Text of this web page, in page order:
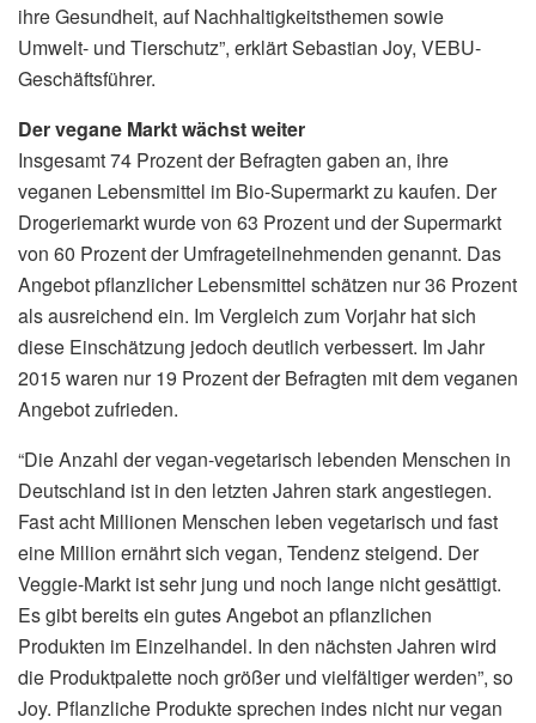
ihre Gesundheit, auf Nachhaltigkeitsthemen sowie
Umwelt- und Tierschutz”, erklärt Sebastian Joy, VEBU-
Geschäftsführer.
Der vegane Markt wächst weiter
Insgesamt 74 Prozent der Befragten gaben an, ihre
veganen Lebensmittel im Bio-Supermarkt zu kaufen. Der
Drogeriemarkt wurde von 63 Prozent und der Supermarkt
von 60 Prozent der Umfrageteilnehmenden genannt. Das
Angebot pflanzlicher Lebensmittel schätzen nur 36 Prozent
als ausreichend ein. Im Vergleich zum Vorjahr hat sich
diese Einschätzung jedoch deutlich verbessert. Im Jahr
2015 waren nur 19 Prozent der Befragten mit dem veganen
Angebot zufrieden.
“Die Anzahl der vegan-vegetarisch lebenden Menschen in
Deutschland ist in den letzten Jahren stark angestiegen.
Fast acht Millionen Menschen leben vegetarisch und fast
eine Million ernährt sich vegan, Tendenz steigend. Der
Veggie-Markt ist sehr jung und noch lange nicht gesättigt.
Es gibt bereits ein gutes Angebot an pflanzlichen
Produkten im Einzelhandel. In den nächsten Jahren wird
die Produktpalette noch größer und vielfältiger werden”, so
Joy. Pflanzliche Produkte sprechen indes nicht nur vegan